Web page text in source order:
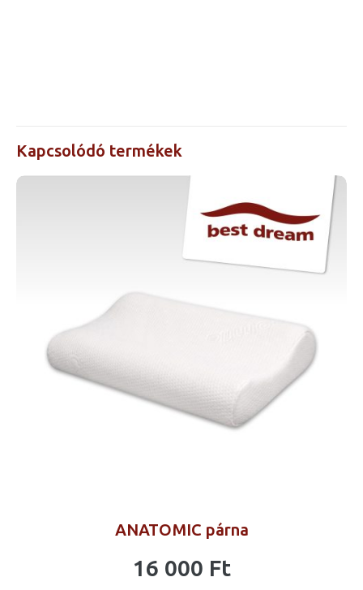
Kapcsolódó termékek
ANATOMIC párna
16 000 Ft